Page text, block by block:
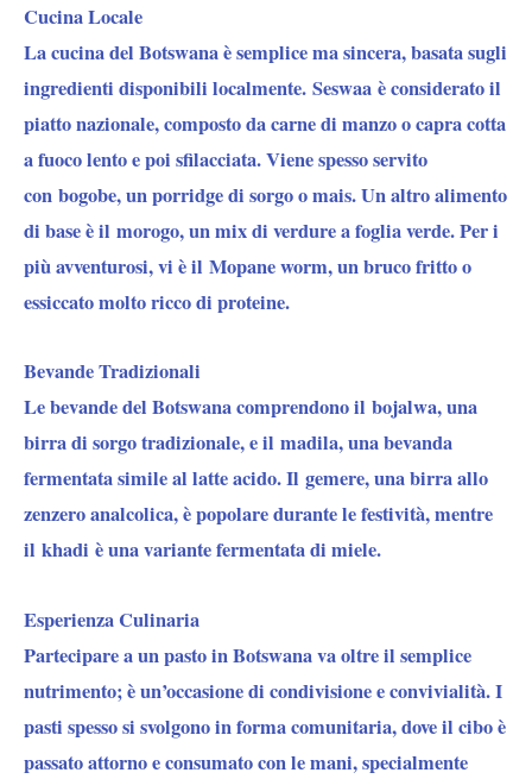
Cucina Locale
La cucina del Botswana è semplice ma sincera, basata sugli
ingredienti disponibili localmente. Seswaa è considerato il
piatto nazionale, composto da carne di manzo o capra cotta
a fuoco lento e poi sfilacciata. Viene spesso servito
con bogobe, un porridge di sorgo o mais. Un altro alimento
di base è il morogo, un mix di verdure a foglia verde. Per i
più avventurosi, vi è il Mopane worm, un bruco fritto o
essiccato molto ricco di proteine.
Bevande Tradizionali
Le bevande del Botswana comprendono il bojalwa, una
birra di sorgo tradizionale, e il madila, una bevanda
fermentata simile al latte acido. Il gemere, una birra allo
zenzero analcolica, è popolare durante le festività, mentre
il khadi è una variante fermentata di miele.
Esperienza Culinaria
Partecipare a un pasto in Botswana va oltre il semplice
nutrimento; è un’occasione di condivisione e convivialità. I
pasti spesso si svolgono in forma comunitaria, dove il cibo è
passato attorno e consumato con le mani, specialmente